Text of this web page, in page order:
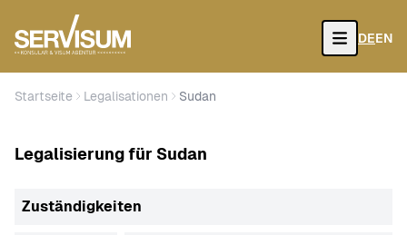
Open
DEEN
Startseite Legalisationen Sudan
Legalisierung für Sudan
Zuständigkeiten